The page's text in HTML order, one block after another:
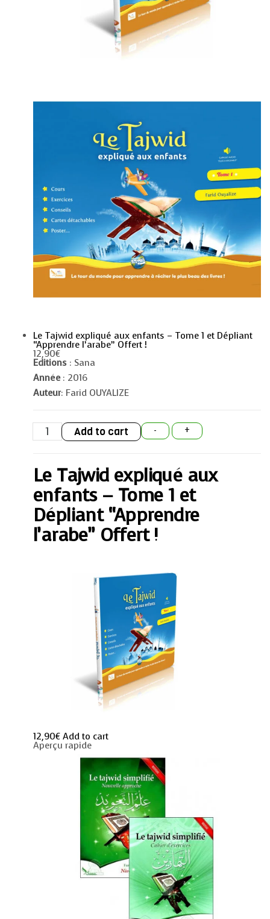
Le Tajwid expliqué aux enfants – Tome 1 et Dépliant
“Apprendre l’arabe” Offert !
12,90€
Editions : Sana
Année : 2016
Auteur: Farid OUYALIZE
-
Le
Tajwid
expliqué
-
Tome
1
et
Dépliant
"Apprendre
l'arabe"
Offert
+
Add to cart
Le Tajwid expliqué aux
enfants – Tome 1 et
Dépliant “Apprendre
l’arabe” Offert !
12,90€ Add to cart
Aperçu rapide